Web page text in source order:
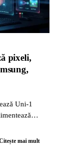
pixeli,
Uni-1
mai mult